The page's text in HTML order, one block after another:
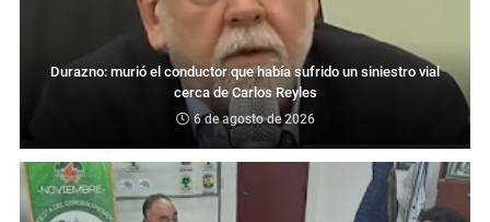
Durazno: murió el conductor que había sufrido un siniestro vial
cerca de Carlos Reyles
6 de agosto de 2026